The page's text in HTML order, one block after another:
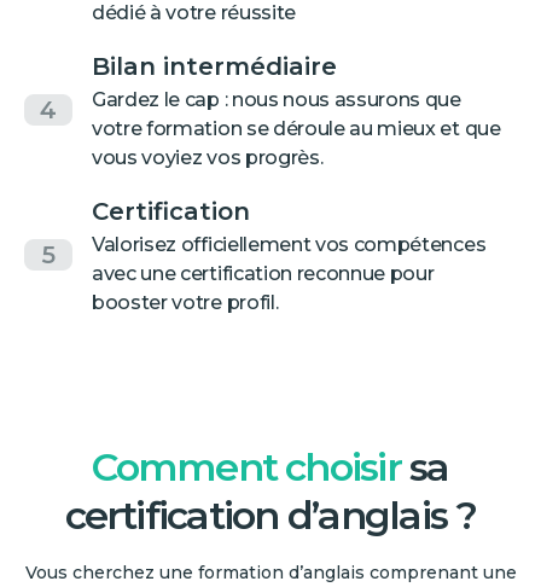
dédié à votre réussite
4
Bilan intermédiaire
Gardez le cap : nous nous assurons que
votre formation se déroule au mieux et que
vous voyiez vos progrès.
5
Certification
Valorisez officiellement vos compétences
avec une certification reconnue pour
booster votre profil.
Comment choisirsa
certification d’anglais ?
Vous cherchez une formation d’anglais comprenant une